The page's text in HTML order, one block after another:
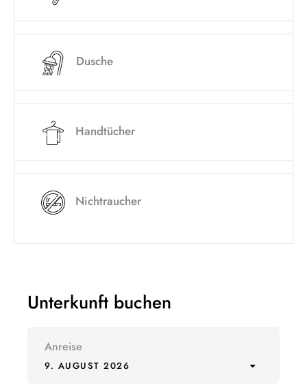
Dusche
Handtücher
Nichtraucher
Unterkunft buchen
Anreise
9. AUGUST 2026